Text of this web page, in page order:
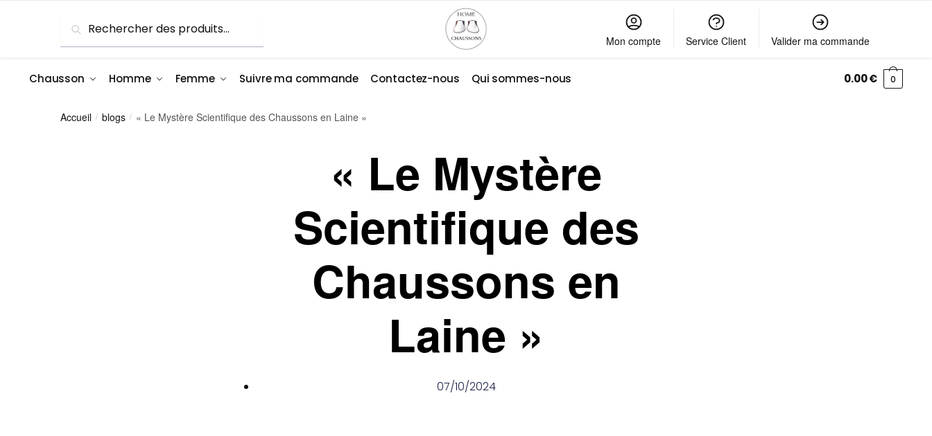
Recherche
Mon compte Service Client Valider ma commande
Chausson Homme Femme Suivre ma commande Contactez-nous Qui sommes-nous 0.00€ 0
Accueil / blogs / « Le Mystère Scientifique des Chaussons en Laine »
« Le Mystère
Scientifique des
Chaussons en
Laine »
07/10/2024